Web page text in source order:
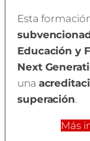
Esta
Educación y
Next
una
superación.
Más